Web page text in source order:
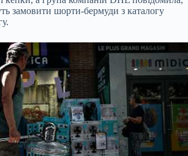
замовити шорти-бермуди з каталогу